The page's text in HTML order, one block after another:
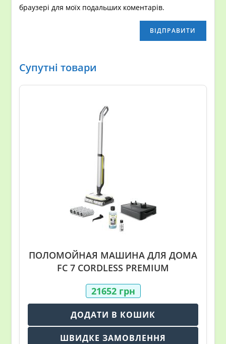
браузері для моїх подальших коментарів.
Супутні товари
ПОЛОМОЙНАЯ МАШИНА ДЛЯ ДОМА
FC 7 CORDLESS PREMIUM
21652 грн
ДОДАТИ В КОШИК
ШВИДКЕ ЗАМОВЛЕННЯ